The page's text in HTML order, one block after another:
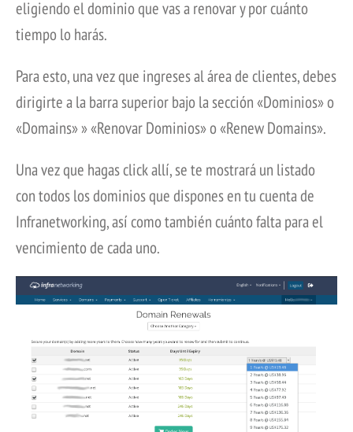
eligiendo el dominio que vas a renovar y por cuánto
tiempo lo harás.
Para esto, una vez que ingreses al área de clientes, debes
dirigirte a la barra superior bajo la sección «Dominios» o
«Domains» » «Renovar Dominios» o «Renew Domains».
Una vez que hagas click allí, se te mostrará un listado
con todos los dominios que dispones en tu cuenta de
Infranetworking, así como también cuánto falta para el
vencimiento de cada uno.